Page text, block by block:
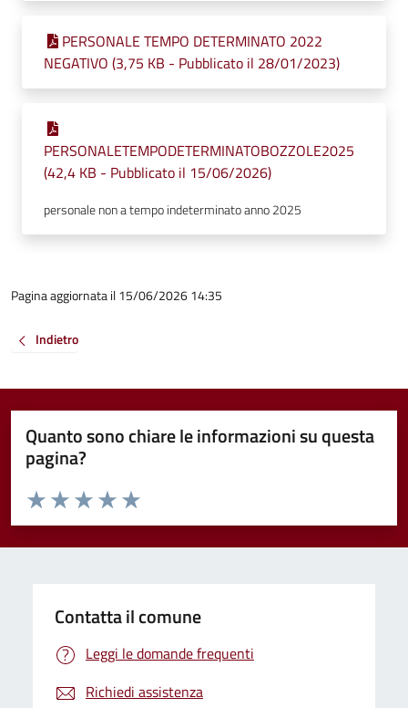
PERSONALE TEMPO DETERMINATO 2022
NEGATIVO (3,75 KB - Pubblicato il 28/01/2023)
PERSONALETEMPODETERMINATOBOZZOLE2025
(42,4 KB - Pubblicato il 15/06/2026)
personale non a tempo indeterminato anno 2025
Pagina aggiornata il 15/06/2026 14:35
Indietro
Quanto sono chiare le informazioni su questa
pagina?
Valuta da 1 a 5 stelle la pagina
Valuta 5 stelle su 5
Valuta 4 stelle su 5
Valuta 3 stelle su 5
Valuta 2 stelle su 5
Valuta 1 stelle su 5
Contatta il comune
Leggi le domande frequenti
Richiedi assistenza